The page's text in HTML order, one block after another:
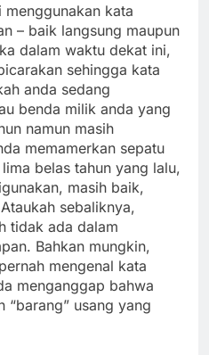
kata
– baik langsung maupun
dalam waktu dekat ini,
sehingga kata
anda sedang
benda milik anda yang
namun masih
memamerkan sepatu
belas tahun yang lalu,
masih baik,
sebaliknya,
tidak ada dalam
Bahkan mungkin,
mengenal kata
menganggap bahwa
“barang” usang yang